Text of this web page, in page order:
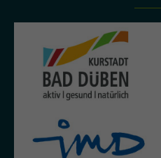
Lorem ipsum dolor sit amet,
Aenean commodo ligula eget
natoque penatibus et magnis
ridiculus mus. Donec quam felis,